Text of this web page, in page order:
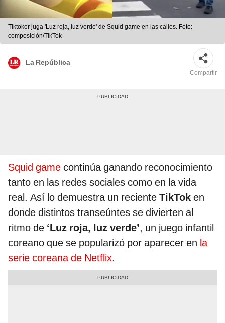
Tiktoker juga 'Luz roja, luz verde' de Squid game en las calles. Foto:
composición/TikTok
La República
Compartir
Squid game continúa ganando reconocimiento
tanto en las redes sociales como en la vida
real. Así lo demuestra un reciente TikTok en
donde distintos transeúntes se divierten al
ritmo de ‘Luz roja, luz verde’, un juego infantil
coreano que se popularizó por aparecer en la
serie coreana de Netflix.